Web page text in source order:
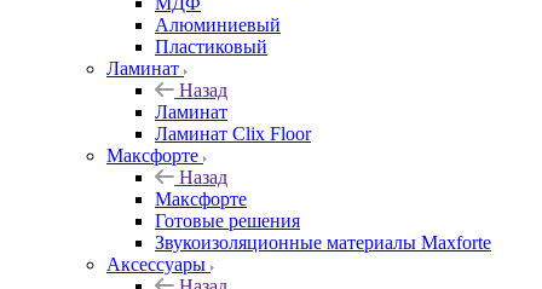
Алюминиевый
Пластиковый
Ламинат
Назад
Ламинат
Ламинат Clix Floor
Максфорте
Назад
Максфорте
Готовые решения
Звукоизоляционные материалы Maxforte
Аксессуары